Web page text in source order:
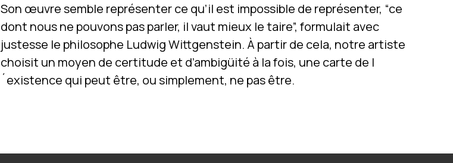
Son œuvre semble représenter ce qu’il est impossible de représenter, “ce
dont nous ne pouvons pas parler, il vaut mieux le taire”, formulait avec
justesse le philosophe Ludwig Wittgenstein. À partir de cela, notre artiste
choisit un moyen de certitude et d’ambigüité à la fois, une carte de l
´existence qui peut être, ou simplement, ne pas être.